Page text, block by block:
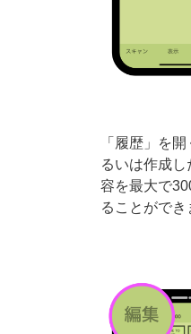
「履歴」を
るいは作成
容を最大で
ることができ